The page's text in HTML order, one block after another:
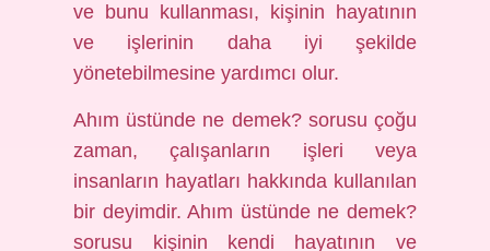
ve bunu kullanması, kişinin hayatının
ve işlerinin daha iyi şekilde
yönetebilmesine yardımcı olur.
Ahım üstünde ne demek? sorusu çoğu
zaman, çalışanların işleri veya
insanların hayatları hakkında kullanılan
bir deyimdir. Ahım üstünde ne demek?
sorusu kişinin kendi hayatının ve